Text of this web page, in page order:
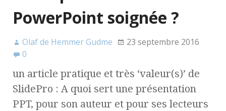
PowerPoint soignée ?
Olaf de Hemmer Gudme
23 septembre 2016
0
un article pratique et très ‘valeur(s)’ de
SlidePro : A quoi sert une présentation
PPT, pour son auteur et pour ses lecteurs